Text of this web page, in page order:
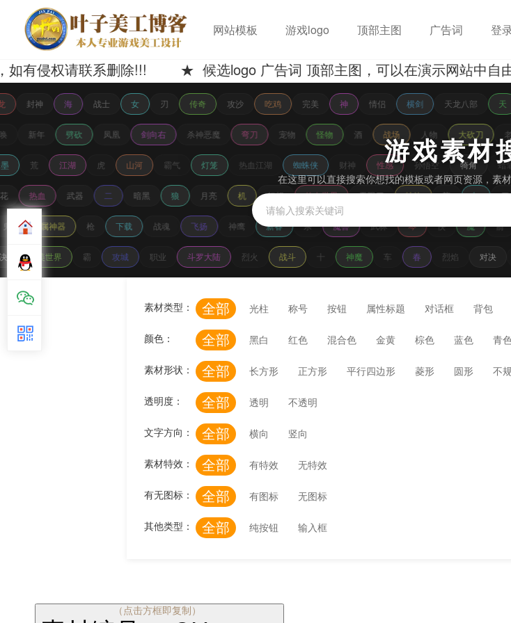
网站模板 游戏logo 顶部主图 广告词 登
有侵权请联系删除!!! ★ 候选logo 广告词 顶部主图，可以在演示网站中自由
封神 海 战士 女 刃 传奇 攻沙 吃鸡 完美 神 情侣 横剑 天龙八部 天
新年 劈砍 凤凰 剑向右 杀神恶魔 弯刀 宠物 怪物 酒 战场 人物 大砍刀 老
荒 江湖 虎 山河 霸气 灯笼 热血江湖 蜘蛛侠 财神 性感 孙悟空 犄角 蜡
热血 武器 二 暗黑 狼 月亮 机 幻想 传奇世界 无限刀 特效 龍 如 刀
专属神器 枪 下载 战魂 飞扬 神鹰 新春 杀 魔兽 武林 琴 侠 魔 箭
决 完美世界 霸 攻城 职业 斗罗大陆 烈火 战斗 十 神魔 车 春 烈焰 对决
游戏素材
在这里可以直接搜索你想找的模板或者网页资源，素
素材类型： 全部 光柱 称号 按钮 属性标题 对话框 背包
颜色： 全部 黑白 红色 混合色 金黄 棕色 蓝色 青
素材形状： 全部 长方形 正方形 平行四边形 菱形 圆形 不
透明度： 全部 透明 不透明
文字方向： 全部 横向 竖向
素材特效： 全部 有特效 无特效
有无图标： 全部 有图标 无图标
其他类型： 全部 纯按钮 输入框
（点击方框即复制）